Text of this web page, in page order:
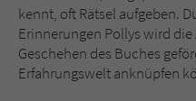
kennt, oft Rätsel aufgeben.
Erinnerungen Pollys wird
Geschehen des Buches
Erfahrungswelt anknüpfen